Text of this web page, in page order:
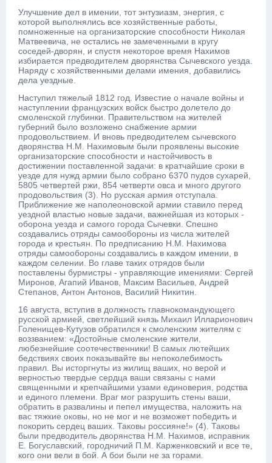
Улучшение дел в имении, тот энтузиазм, энергия, с
которой выполнялись все хозяйственные работы,
помноженные на организаторские способности Николая
Матвеевича, не остались не замеченными в кругу
соседей-дворян, и спустя некоторое время Нахимов
избирается предводителем дворянства Сычевского уезда.
Наряду с хозяйственными делами имения, добавились
дела уездные.
Наступил тяжелый 1812 год. Известие о начале войны и
наступлении французских войск быстро долетело до
смоленской глубинки. Правительством на жителей
губерний было возложено снабжение армии
продовольствием. И вновь предводителем сычевского
дворянства Н.М. Нахимовым были проявлены высокие
организаторские способности и настойчивость в
достижении поставленной задачи: в кратчайшие сроки в
уезде для нужд армии было собрано 6370 пудов сухарей,
5805 четвертей ржи, 854 четверти овса и много другого
продовольствия (3). Но русская армия отступала.
Приближение же наполеоновской армии ставило перед
уездной властью новые задачи, важнейшая из которых -
оборона уезда и самого города Сычевки. Спешно
создавались отряды самообороны из числа жителей
города и крестьян. По предписанию Н.М. Нахимова
отряды самообороны создавались в каждом имении, в
каждом селении. Во главе таких отрядов были
поставлены бурмистры - управляющие имениями: Сергей
Миронов, Агапий Иванов, Максим Васильев, Андрей
Степанов, Антон Антонов, Василий Никитин.
16 августа, вступив в должность главнокомандующего
русской армией, светлейший князь Михаил Илларионович
Голенищев-Кутузов обратился к смоленским жителям с
воззванием: «Достойные смоленские жители,
любезнейшие соотечественники! В самых лютейших
бедствиях своих показывайте вы непоколебимость
правил. Вы исторгнуты из жилищ ваших, но верой и
верностью твердые сердца ваши связаны с нами
священными и крепчайшими узами единоверия, родства
и единого племени. Враг мог разрушить стены ваши,
обратить в развалины и пепел имущества, наложить на
вас тяжкие оковы, но не мог и не возможет победить и
покорить сердец ваших. Таковы россияне!» (4). Таковы
были предводитель дворянства Н.М. Нахимов, исправник
Е. Богуславский, городничий П.М. Карженковский и все те,
кого они вели в бой. А бои были не за горами.